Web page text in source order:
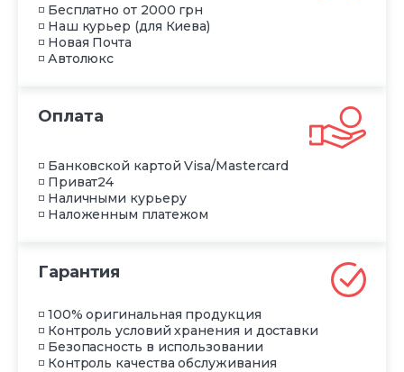
◽ Бесплатно от 2000 грн
◽ Наш курьер (для Киева)
◽ Новая Почта
◽ Автолюкс
Оплата
◽ Банковской картой Visa/Mastercard
◽ Приват24
◽ Наличными курьеру
◽ Наложенным платежом
Гарантия
◽ 100% оригинальная продукция
◽ Контроль условий хранения и доставки
◽ Безопасность в использовании
◽ Контроль качества обслуживания